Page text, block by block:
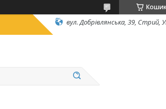
вул. Добрівлянська, 39, Стрий,